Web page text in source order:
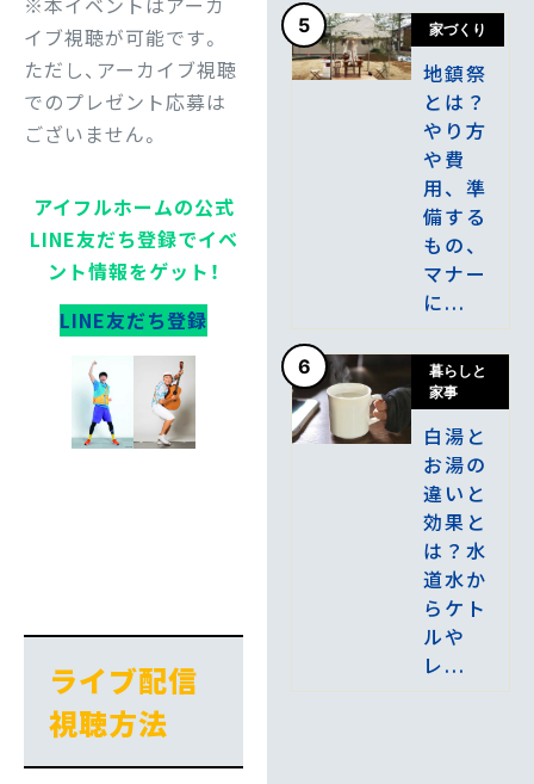
イブ視聴が可能です。
ただし、アーカイブ視聴
でのプレゼント応募は
ございません。
アイフルホームの公式
LINE友だち登録でイベ
ント情報をゲット！
LINE友だち登録
ライブ配信
視聴方法
5 家づくり
地鎮祭
とは？
やり方
や費
用、準
備する
もの、
マナー
に...
6
暮らしと
家事
白湯と
お湯の
違いと
効果と
は？水
道水か
らケト
ルや
レ...